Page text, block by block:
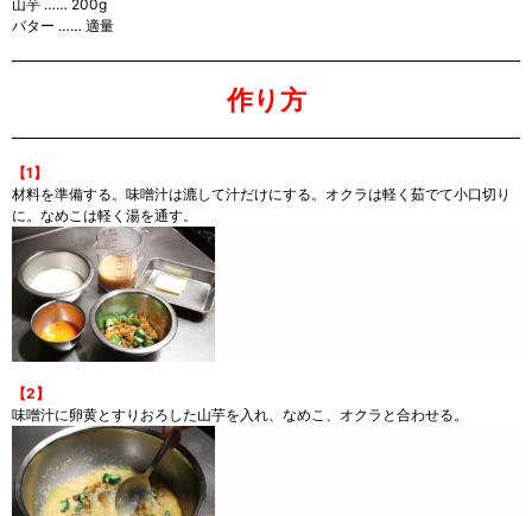
山芋 …… 200g
バター …… 適量
作り方
【1】
材料を準備する。味噌汁は漉して汁だけにする。オクラは軽く茹でて小口切り
に。なめこは軽く湯を通す。
【2】
味噌汁に卵黄とすりおろした山芋を入れ、なめこ、オクラと合わせる。